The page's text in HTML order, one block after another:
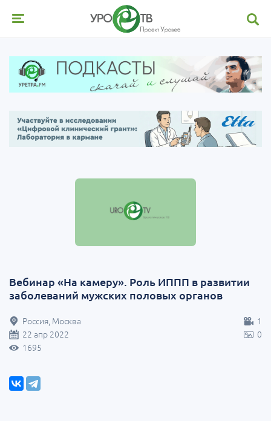
Вебинар «На камеру». Роль ИППП в развитии
заболеваний мужских половых органов
1
Россия, Москва
0
22 апр 2022
1695